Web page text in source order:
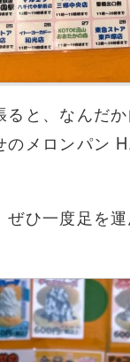
ると、なんだ
のメロンパン
ぜひ一度足を